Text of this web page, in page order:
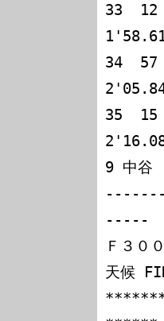
33  12
34  57
35  15
9 中谷
-----
Ｆ３０
天候